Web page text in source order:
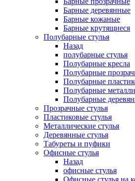
Барные деревянные
Барные кожаные
Барные крутящиеся
Полубарные стулья
Назад
полубарные стулья
Полубарные кресла
Полубарные
Полубарные
Полубарные
Полубарные
Прозрачные стулья
Пластиковые стулья
Металлические стулья
Деревянные стулья
Табуреты и пуфики
Офисные стулья
Назад
офисные стулья